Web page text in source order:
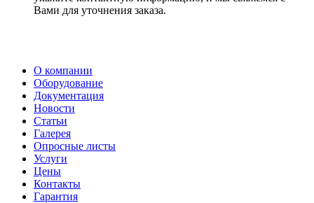
Вами для уточнения заказа.
О компании
Оборудование
Документация
Новости
Статьи
Галерея
Опросные листы
Услуги
Цены
Контакты
Гарантия